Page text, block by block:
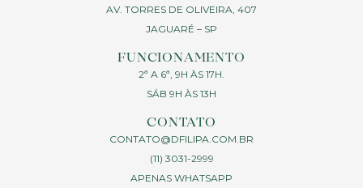
AV. TORRES DE OLIVEIRA, 407
JAGUARÉ – SP
FUNCIONAMENTO
2ª A 6ª, 9H ÀS 17H.
SÁB 9H ÀS 13H
CONTATO
CONTATO@DFILIPA.COM.BR
(11) 3031-2999
APENAS WHATSAPP